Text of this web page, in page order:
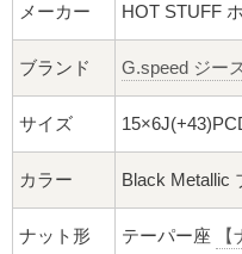
ホイールナット
ショート平面ナット
メーカー HOT STUFF
ブランド G.speed ジー
サイズ
カラー Black Metallic
ナット形 テーパー座